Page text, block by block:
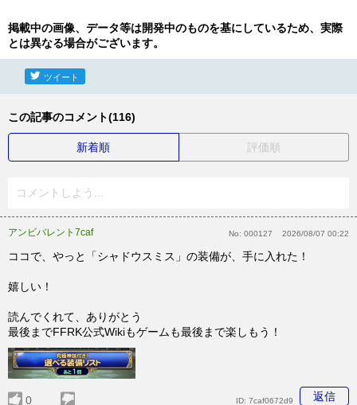
掲載中の画像、データ等は開発中のものを基にしているため、実際
とは異なる場合がございます。
ツイート
この記事のコメント(116)
新着順 評価順
コメントしよう...
アンビバレント7caf No: 000127 2026/08/07 00:22
ココで、やっと「シャドウスミス」の装備が、手に入れた！
嬉しい！
読んでくれて、ありがとう
最後までFFRK公式Wikiもゲームも最後まで楽しもう！
0 返信
ID: 7caf0672d9